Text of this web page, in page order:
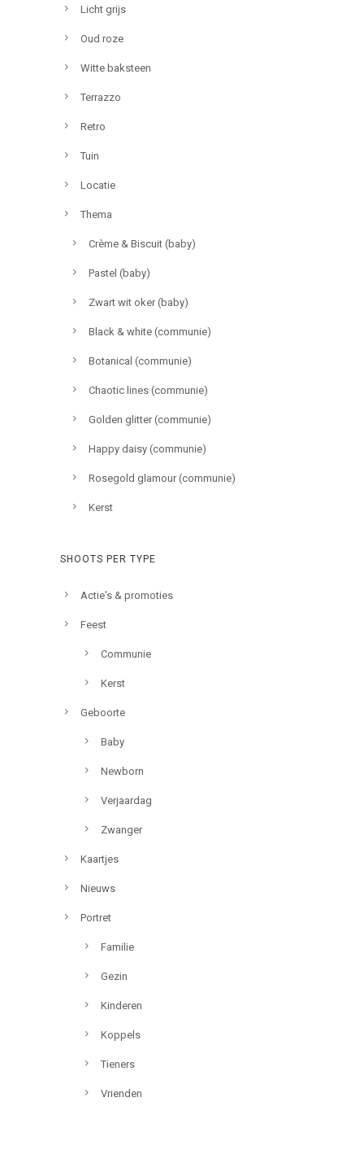
Licht grijs
Oud roze
Witte baksteen
Terrazzo
Retro
Tuin
Locatie
Thema
Crème & Biscuit (baby)
Pastel (baby)
Zwart wit oker (baby)
Black & white (communie)
Botanical (communie)
Chaotic lines (communie)
Golden glitter (communie)
Happy daisy (communie)
Rosegold glamour (communie)
Kerst
SHOOTS PER TYPE
Actie's & promoties
Feest
Communie
Kerst
Geboorte
Baby
Newborn
Verjaardag
Zwanger
Kaartjes
Nieuws
Portret
Familie
Gezin
Kinderen
Koppels
Tieners
Vrienden